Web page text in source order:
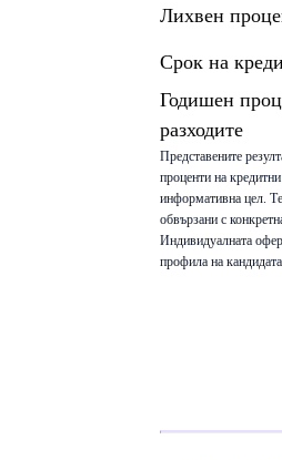
Лихвен
Срок на
Годишен
разходите
Представените
проценти на
информативна цел.
обвързани с
Индивидуалната
профила на